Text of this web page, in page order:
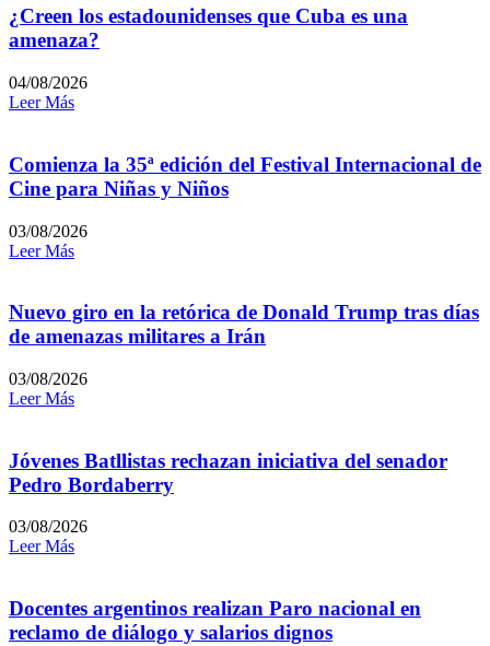
¿Creen los estadounidenses que Cuba es una
amenaza?
04/08/2026
Leer Más
Comienza la 35ª edición del Festival Internacional de
Cine para Niñas y Niños
03/08/2026
Leer Más
Nuevo giro en la retórica de Donald Trump tras días
de amenazas militares a Irán
03/08/2026
Leer Más
Jóvenes Batllistas rechazan iniciativa del senador
Pedro Bordaberry
03/08/2026
Leer Más
Docentes argentinos realizan Paro nacional en
reclamo de diálogo y salarios dignos